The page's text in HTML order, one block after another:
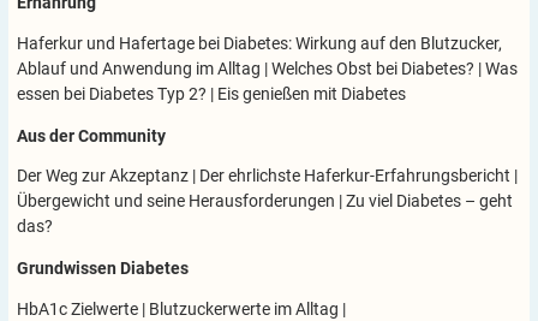
Haferkur und Hafertage bei Diabetes: Wirkung auf den Blutzucker,
Ablauf und Anwendung im Alltag |Welches Obst bei Diabetes? |Was
essen bei Diabetes Typ 2? | Eis genießen mit Diabetes
Aus der Community
Der Weg zur Akzeptanz | Der ehrlichste Haferkur-Erfahrungsbericht |
Übergewicht und seine Herausforderungen |Zu viel Diabetes – geht
das?
Grundwissen Diabetes
HbA1c Zielwerte | Blutzuckerwerte im Alltag |